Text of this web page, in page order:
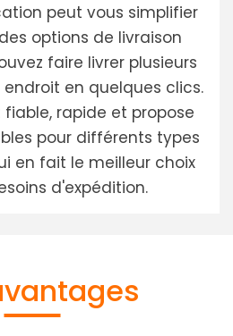
peut vous simplifier
options de livraison
faire livrer plusieurs
en quelques clics.
rapide et propose
pour différents types
en fait le meilleur choix
d'expédition.